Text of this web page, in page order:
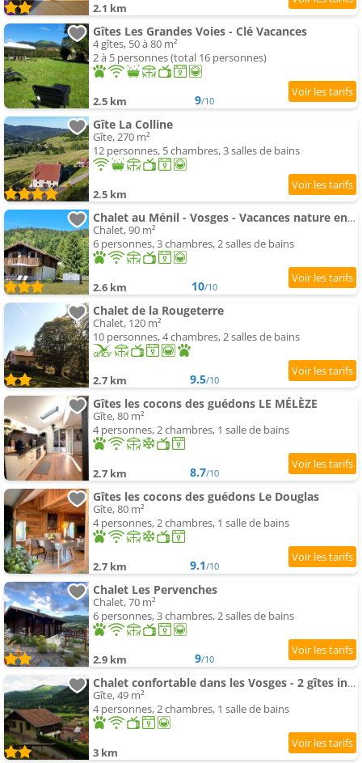
2.1 km
Gîtes Les Grandes Voies - Clé Vacances
4 gîtes, 50 à 80 m²
2 à 5 personnes (total 16 personnes)
2.5 km 9/10
Gîte La Colline
Gîte, 270 m²
12 personnes, 5 chambres, 3 salles de bains
2.5 km
Chalet au Ménil - Vosges - Vacances nature en famille
Chalet, 90 m²
6 personnes, 3 chambres, 2 salles de bains
2.6 km 10/10
Chalet de la Rougeterre
Chalet, 120 m²
10 personnes, 4 chambres, 2 salles de bains
2.7 km 9.5/10
Gîtes les cocons des guédons LE MÉLÈZE
Gîte, 80 m²
4 personnes, 2 chambres, 1 salle de bains
2.7 km 8.7/10
Gîtes les cocons des guédons Le Douglas
Gîte, 80 m²
4 personnes, 2 chambres, 1 salle de bains
2.7 km 9.1/10
Chalet Les Pervenches
Chalet, 70 m²
6 personnes, 3 chambres, 2 salles de bains
2.9 km 9/10
Chalet confortable dans les Vosges - 2 gîtes indépendants - FR-1-589-838
Gîte, 49 m²
4 personnes, 2 chambres, 1 salle de bains
3 km